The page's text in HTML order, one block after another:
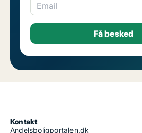
Email
Kontakt
Andelsboligportalen.dk